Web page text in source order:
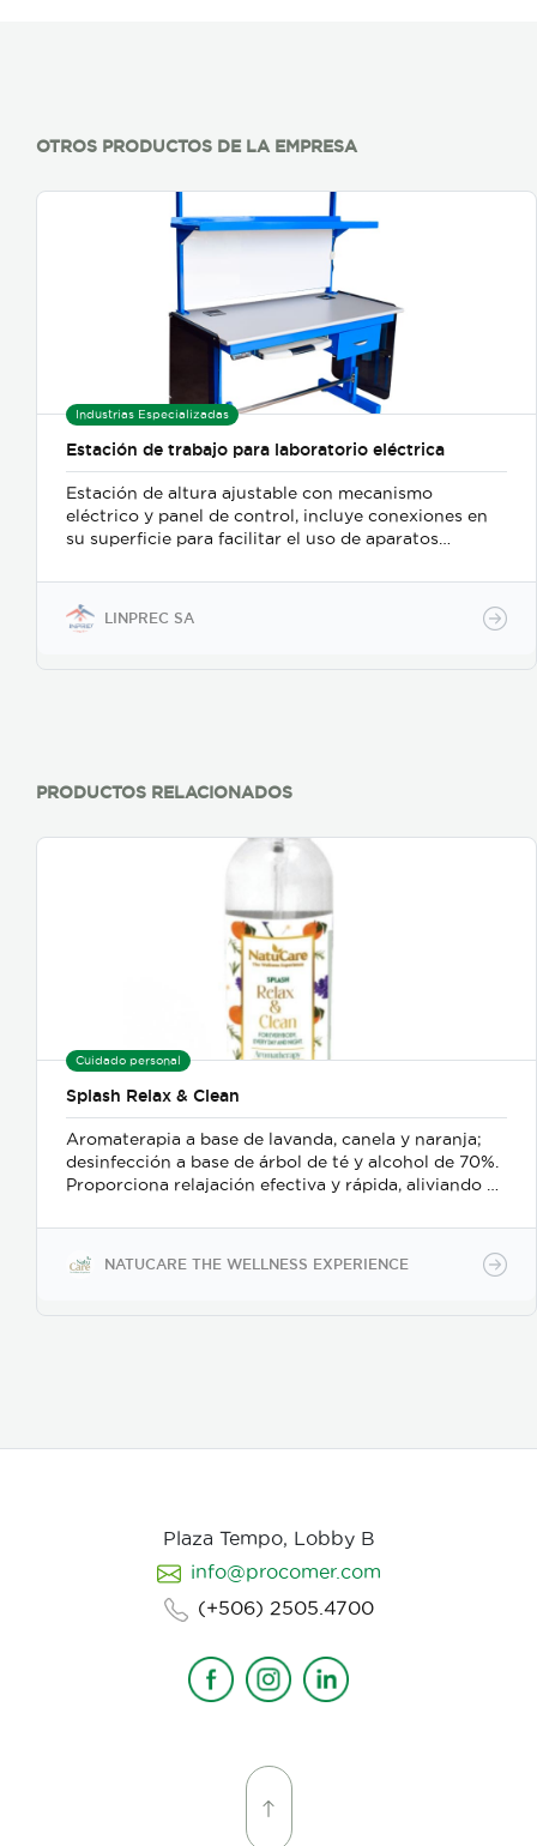
OTROS PRODUCTOS DE LA EMPRESA
Industrias Especializadas
Estación de trabajo para laboratorio eléctrica
Estación de altura ajustable con mecanismo
eléctrico y panel de control, incluye conexiones en
su superficie para facilitar el uso de aparatos
luminosidad de la superficie.
LINPREC SA
PRODUCTOS RELACIONADOS
Cuidado personal
Splash Relax & Clean
Aromaterapia a base de lavanda, canela y naranja;
desinfección a base de árbol de té y alcohol de 70%.
Proporciona relajación efectiva y rápida, aliviando el
desinfectante para manos o superficies.
NATUCARE THE WELLNESS EXPERIENCE
Plaza Tempo, Lobby B
info@procomer.com
(+506) 2505.4700